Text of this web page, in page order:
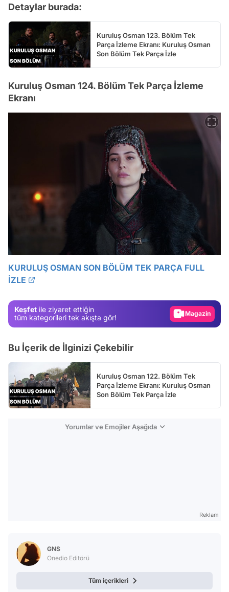
Detaylar burada:
Kuruluş Osman 123. Bölüm Tek
Parça İzleme Ekranı: Kuruluş Osman
Son Bölüm Tek Parça İzle
Kuruluş Osman 124. Bölüm Tek Parça İzleme
Ekranı
KURULUŞ OSMAN SON BÖLÜM TEK PARÇA FULL
İZLE
Keşfet ile ziyaret ettiğin
tüm kategorileri tek akışta gör!
Video
Video
Bu İçerik de İlginizi Çekebilir
Kuruluş Osman 122. Bölüm Tek
Parça İzleme Ekranı: Kuruluş Osman
Son Bölüm Tek Parça İzle
Yorumlar ve Emojiler Aşağıda
Reklam
GNS
Onedio Editörü
Tüm içerikleri